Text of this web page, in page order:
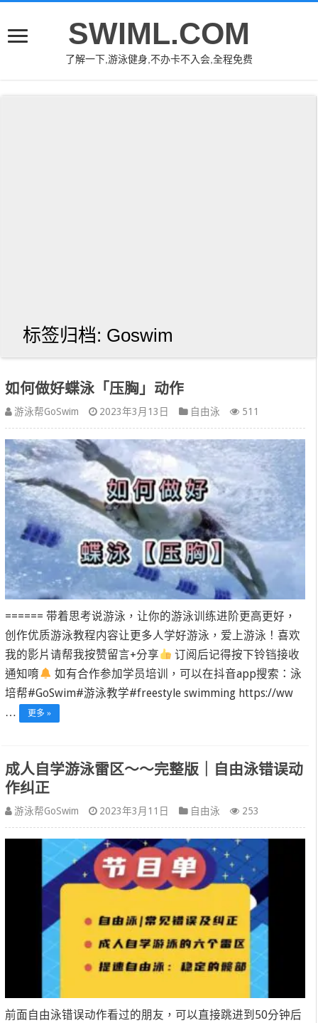
SWIML.COM
了解一下,游泳健身,不办卡不入会,全程免费
标签归档: Goswim
如何做好蝶泳「压胸」动作
游泳帮GoSwim 2023年3月13日 自由泳 511
====== 带着思考说游泳，让你的游泳训练进阶更高更好，
创作优质游泳教程内容让更多人学好游泳，爱上游泳！喜欢
我的影片请帮我按赞留言+分享
订阅后记得按下铃铛接收
通知唷
如有合作参加学员培训，可以在抖音app搜索：泳
培帮#GoSwim#游泳教学#freestyle swimming https://ww
…
更多 »
成人自学游泳雷区～～完整版｜自由泳错误动
作纠正
游泳帮GoSwim 2023年3月11日 自由泳 253
前面自由泳错误动作看过的朋友，可以直接跳进到50分钟后